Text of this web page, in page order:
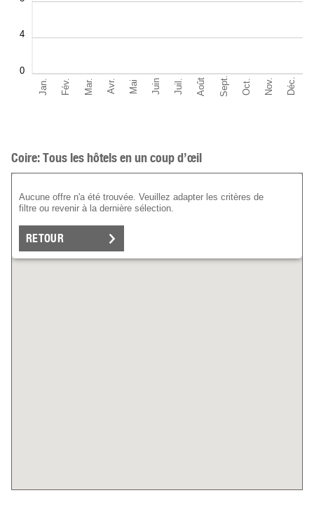
Jan. Fév. Mar. Avr. Mai Juin Juil. Août Sept. Oct. Nov. Déc.
0
4
Coire: Tous les hôtels en un coup d’œil
Aucune offre n'a été trouvée. Veuillez adapter les critères de
filtre ou revenir à la dernière sélection.
RETOUR